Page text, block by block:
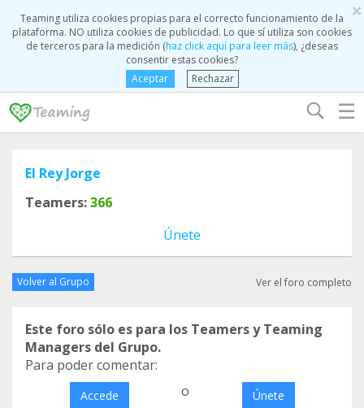
×
Teaming utiliza cookies propias para el correcto funcionamiento de la
plataforma. NO utiliza cookies de publicidad. Lo que sí utiliza son cookies
de terceros para la medición (haz click aquí para leer más), ¿deseas
consentir estas cookies?
Aceptar
Rechazar
☰
El Rey Jorge
Teamers:366
Únete
Volver al Grupo Ver el foro completo
Este foro sólo es para los Teamers y Teaming
Managers del Grupo.
Para poder comentar:
Accede o Únete